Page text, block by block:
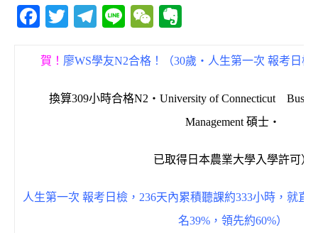
F
c
e
b
T
it
r
T
e
g
ra
Li
e
W
C
at
e
n
o
te
賀！ 廖WS學友N2合格！（30歲‧人生第一次 報考日
換算309小時合格N2‧University of Connecticut
Management 碩士‧
已取得日本農業大學入學許可）
人生第一次 報考日檢，236天內累積聽課約333小時，就直
名39%，領先約60%）